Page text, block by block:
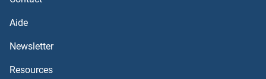
SCARA3 Anticorps
SCAPER Anticorps
Aide
Newsletter
Resources